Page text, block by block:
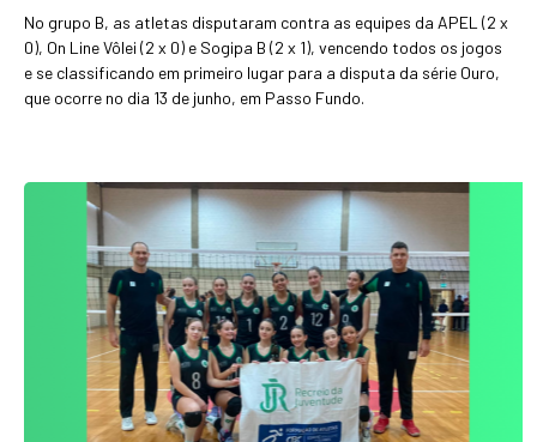
No grupo B, as atletas disputaram contra as equipes da APEL (2 x
0), On Line Vôlei (2 x 0) e Sogipa B (2 x 1), vencendo todos os jogos
e se classificando em primeiro lugar para a disputa da série Ouro,
que ocorre no dia 13 de junho, em Passo Fundo.